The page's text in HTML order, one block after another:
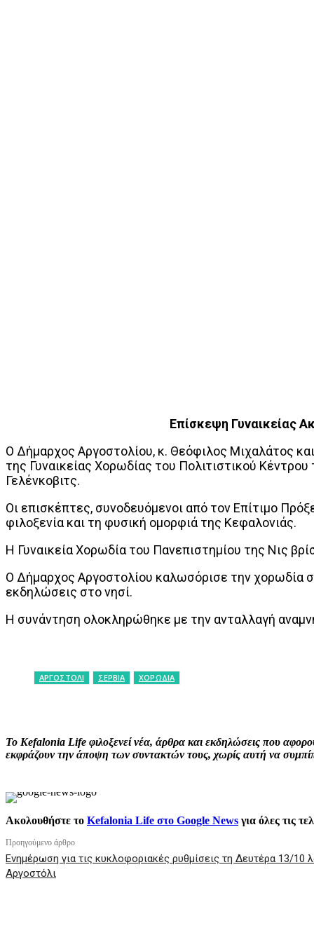
Επίσκεψη Γυναικείας
Ο Δήμαρχος Αργοστολίου, κ. Θεόφιλος Μιχαλάτος
της Γυναικείας Χορωδίας του Πολιτιστικού
Γελένκοβιτς.
Οι επισκέπτες, συνοδευόμενοι από τον Επίτιμο
φιλοξενία και τη φυσική ομορφιά της Κεφαλονιάς.
Η Γυναικεία Χορωδία του Πανεπιστημίου της Νις
Ο Δήμαρχος Αργοστολίου καλωσόρισε την χορωδία
εκδηλώσεις στο νησί.
Η συνάντηση ολοκληρώθηκε με την ανταλλαγή
ΑΡΓΟΣΤΟΛΙ ΣΕΡΒΙΑ ΧΟΡΩΔΙΑ
Το Kefalonia Life φιλοξενεί νέα, άρθρα και εκδηλώσεις που
εκφράζουν την άποψη των συντακτών τους, χωρίς αυτή να
Ακολουθήστε το Kefalonia Life στο Google News για όλες τις
Προηγούμενο άρθρο
Ενημέρωση για τις κυκλοφοριακές ρυθμίσεις τη Δευτέρα 13/
Αργοστόλι